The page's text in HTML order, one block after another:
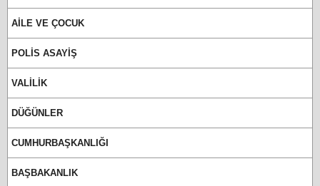
AİLE VE ÇOCUK
POLİS ASAYİŞ
VALİLİK
DÜĞÜNLER
CUMHURBAŞKANLIĞI
BAŞBAKANLIK